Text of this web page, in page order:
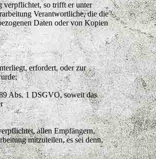
verpflichtet, so trifft er unter
Verantwortliche, die die
Daten oder von Kopien
erfordert, oder zur
Abs. 1 DSGVO, soweit das
allen Empfängern,
mitzuteilen, es sei denn,